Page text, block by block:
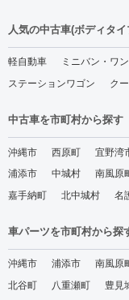
人気の中古車(ボディタイ
軽自動車 ミニバン・ワ
ステーションワゴン
ク
中古車を市町村から探す
沖縄市 西原町 宜野湾
浦添市
中城村 南風原
嘉手納町
北中城村 名
車パーツを市町村から探
沖縄市 浦添市 南風原
北谷町
八重瀬町 豊見